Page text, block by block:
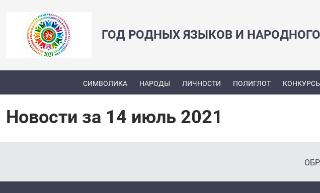
ГОД РОДНЫХ ЯЗЫКОВ И
СИМВОЛИКА НАРОДЫ ЛИЧНОСТИ ПОЛИГЛОТ
Новости за 14 июль 2021